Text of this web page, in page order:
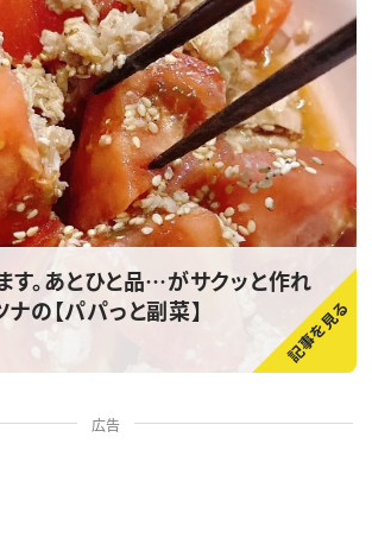
す。あとひと品…がサクッと作れ
ナの【パパっと副菜】
広告